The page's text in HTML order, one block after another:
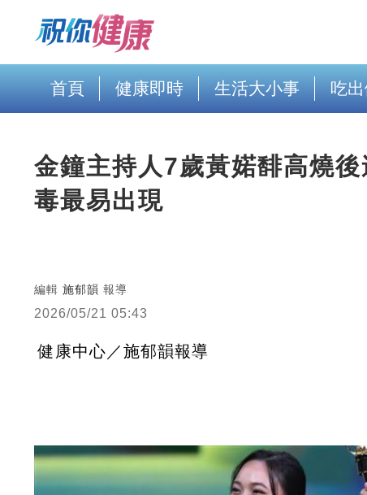
首頁 健康即時 生活大小事 吃
金鐘主持人7歲黃婼馡高燒
毒最易出現
編輯 施郁韻 報導
2026/05/21 05:43
健康中心／施郁韻報導